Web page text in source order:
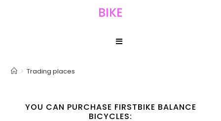
BIKE
> Trading places
YOU CAN PURCHASE FIRSTBIKE BALANCE
BICYCLES: